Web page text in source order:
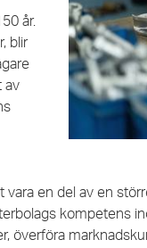
år.
blir
av
vara en del av en
kompetens
överföra